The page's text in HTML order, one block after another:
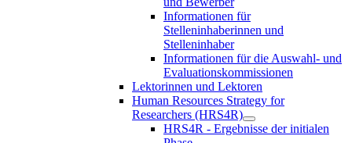
Informationen für
Stelleninhaberinnen und
Stelleninhaber
Informationen für die Auswahl- und
Evaluationskommissionen
Lektorinnen und Lektoren
Human Resources Strategy for
Researchers (HRS4R)
HRS4R - Ergebnisse der initialen